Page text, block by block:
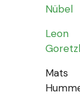
Nübel
Leon
Mats